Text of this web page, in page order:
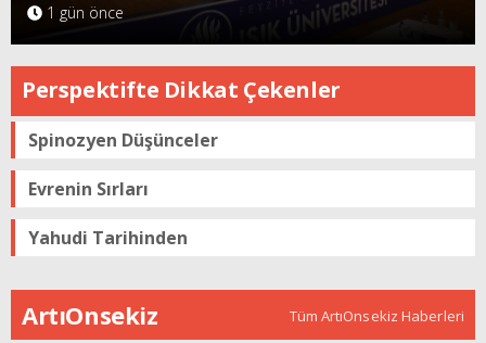
1 gün önce
Perspektifte Dikkat Çekenler
Spinozyen Düşünceler
Evrenin Sırları
Yahudi Tarihinden
ArtıOnsekiz Tüm ArtıOnsekiz Haberleri